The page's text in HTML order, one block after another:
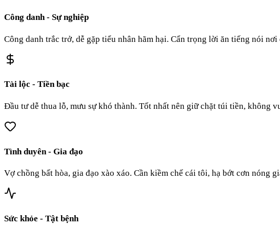
Công danh - Sự nghiệp
Công danh trắc trở, dễ gặp tiểu nhân hãm hại. Cẩn trọng lời ăn tiếng nói
Tài lộc - Tiền bạc
Đầu tư dễ thua lỗ, mưu sự khó thành. Tốt nhất nên giữ chặt túi tiền, không
Tình duyên - Gia đạo
Vợ chồng bất hòa, gia đạo xào xáo. Cần kiềm chế cái tôi, hạ bớt cơn nóng
Sức khỏe - Tật bệnh